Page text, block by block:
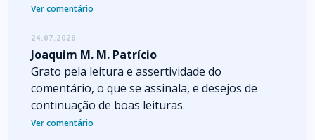
Ver comentário
24.07.2026
Joaquim M. M. Patrício
Grato pela leitura e assertividade do
comentário, o que se assinala, e desejos de
continuação de boas leituras.
Ver comentário